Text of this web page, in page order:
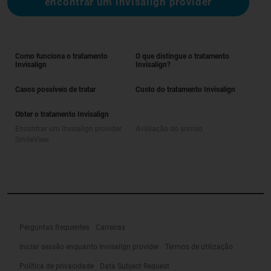
Como funciona o tratamento
Invisalign
O que distingue o tratamento
Invisalign?
Casos possíveis de tratar Custo do tratamento Invisalign
Obter o tratamento Invisalign
Perguntas frequentes Carreiras
Iniciar sessão enquanto Invisalign provider Termos de utilização
Política de privacidade Data Subject Request